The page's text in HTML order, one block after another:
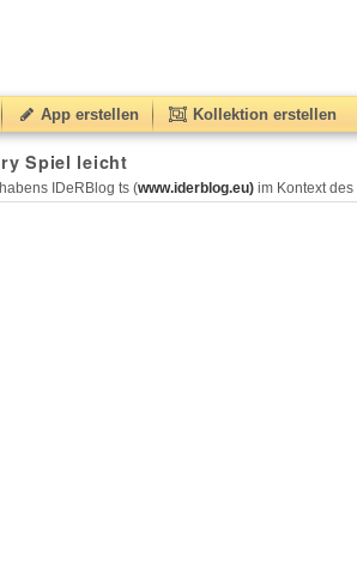
App erstellen Kollektion erstellen
Spiel leicht
IDeRBlog ts (www.iderblog.eu) im Kontext